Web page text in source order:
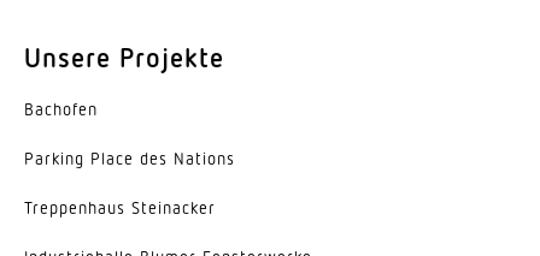
geeignet für Durchgangsverdrahtung
Leuchtmittel
Ja
Unsere Projekte
Bachofen
Parking Place des Nations
Trep­penhaus Steinacker